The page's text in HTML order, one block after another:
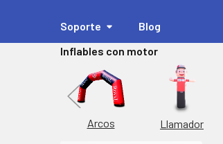
Soporte
Blog
Inflables con motor
Arcos Llamador